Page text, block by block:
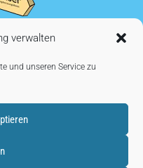
verwalten
und unseren Service zu
EINSTELLUNGEN